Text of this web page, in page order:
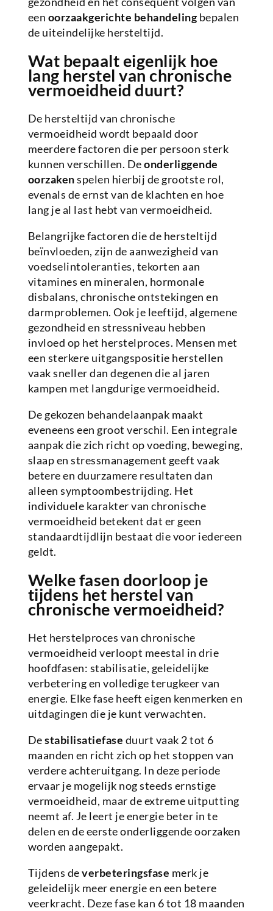
een oorzaakgerichte behandelingbepalen
de uiteindelijke hersteltijd.
Wat bepaalt eigenlijk hoe
lang herstel van chronische
vermoeidheid duurt?
De hersteltijd van chronische
vermoeidheid wordt bepaald door
meerdere factoren die per persoon sterk
kunnen verschillen. Deonderliggende
oorzakenspelen hierbij de grootste rol,
evenals de ernst van de klachten en hoe
lang je al last hebt van vermoeidheid.
Belangrijke factoren die de hersteltijd
beïnvloeden, zijn de aanwezigheid van
voedselintoleranties, tekorten aan
vitamines en mineralen, hormonale
disbalans, chronische ontstekingen en
darmproblemen. Ook je leeftijd, algemene
gezondheid en stressniveau hebben
invloed op het herstelproces. Mensen met
een sterkere uitgangspositie herstellen
vaak sneller dan degenen die al jaren
kampen met langdurige vermoeidheid.
De gekozen behandelaanpak maakt
eveneens een groot verschil. Een integrale
aanpak die zich richt op voeding, beweging,
slaap en stressmanagement geeft vaak
betere en duurzamere resultaten dan
alleen symptoombestrijding. Het
individuele karakter van chronische
vermoeidheid betekent dat er geen
standaardtijdlijn bestaat die voor iedereen
geldt.
Welke fasen doorloop je
tijdens het herstel van
chronische vermoeidheid?
Het herstelproces van chronische
vermoeidheid verloopt meestal in drie
hoofdfasen: stabilisatie, geleidelijke
verbetering en volledige terugkeer van
energie. Elke fase heeft eigen kenmerken en
uitdagingen die je kunt verwachten.
Destabilisatiefase duurt vaak 2 tot 6
maanden en richt zich op het stoppen van
verdere achteruitgang. In deze periode
ervaar je mogelijk nog steeds ernstige
vermoeidheid, maar de extreme uitputting
neemt af. Je leert je energie beter in te
delen en de eerste onderliggende oorzaken
worden aangepakt.
Tijdens deverbeteringsfase merk je
geleidelijk meer energie en een betere
veerkracht. Deze fase kan 6 tot 18 maanden